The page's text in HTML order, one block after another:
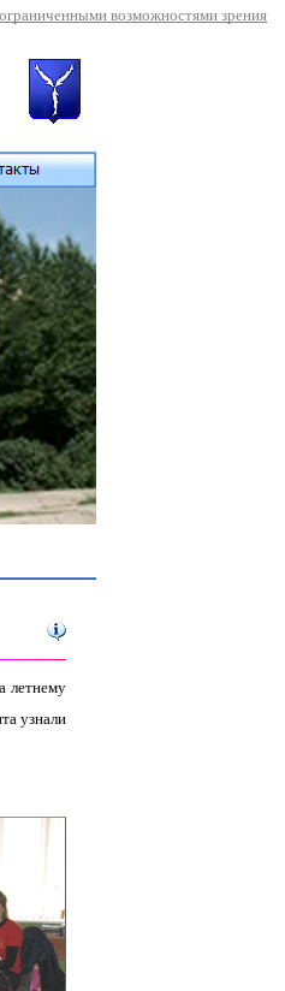
возможностями зрения
летнему
узнали